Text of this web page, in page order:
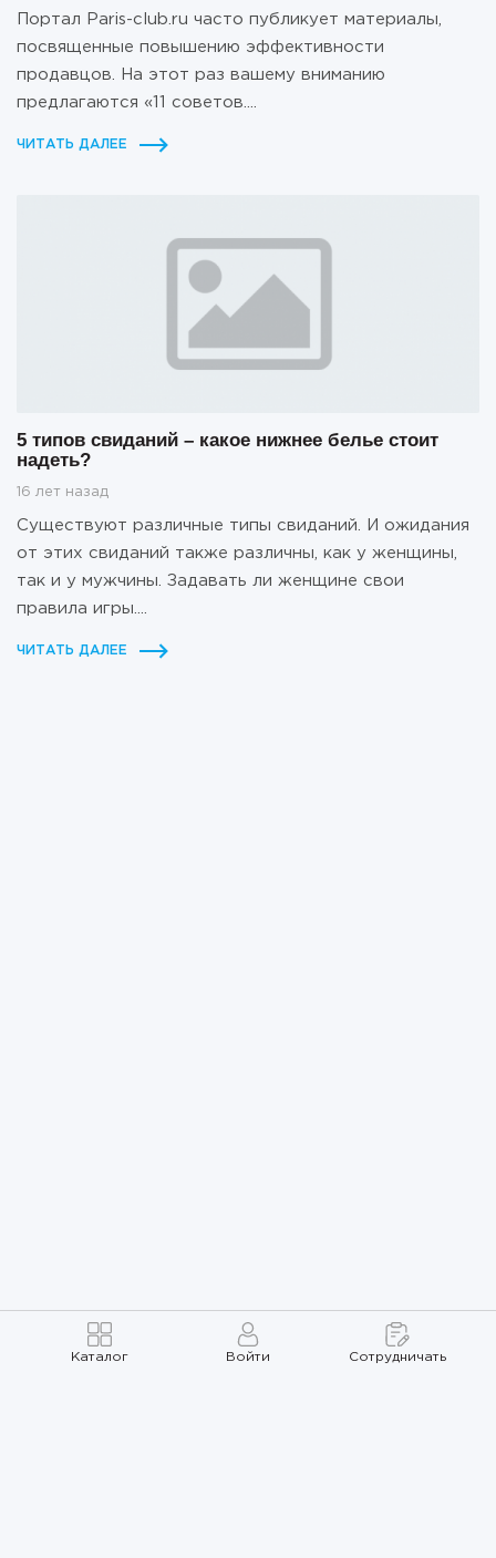
Каталог Войти Сотрудничать
Портал Paris-club.ru часто публикует материалы,
посвященные повышению эффективности
продавцов. На этот раз вашему вниманию
предлагаются «11 советов....
ЧИТАТЬ ДАЛЕЕ
5 типов свиданий – какое нижнее белье стоит
надеть?
16 лет назад
Существуют различные типы свиданий. И ожидания
от этих свиданий также различны, как у женщины,
так и у мужчины. Задавать ли женщине свои
правила игры....
ЧИТАТЬ ДАЛЕЕ